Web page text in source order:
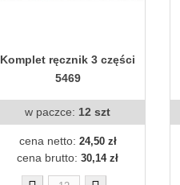
Komplet ręcznik 3 części
5469
w paczce: 12 szt
cena netto: 24,50 zł
cena brutto: 30,14 zł